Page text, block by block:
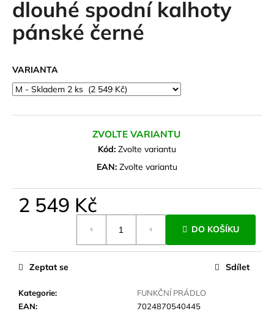
dlouhé spodní kalhoty
pánské černé
VARIANTA
ZVOLTE VARIANTU
Kód: Zvolte variantu
EAN: Zvolte variantu
2 549 Kč
DO KOŠÍKU
Kategorie:
FUNKČNÍ PRÁDLO
EAN: 7024870540445
Zeptat se Sdílet
a
j
í
t
?
HLEDAT
D
r
u
u